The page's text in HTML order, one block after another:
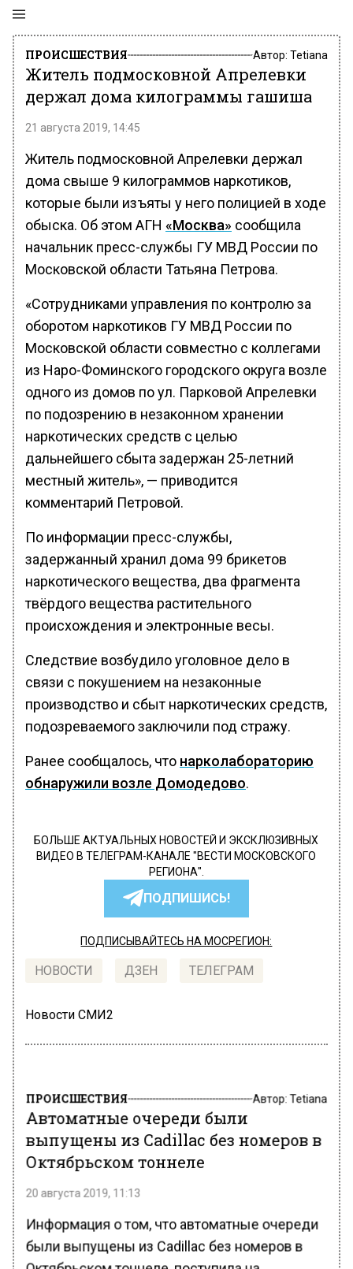
ПРОИСШЕСТВИЯ Автор: Tetiana
Житель подмосковной Апрелевки
держал дома килограммы гашиша
21 августа 2019, 14:45
Житель подмосковной Апрелевки держал
дома свыше 9 килограммов наркотиков,
которые были изъяты у него полицией в ходе
обыска. Об этом АГН «Москва» сообщила
начальник пресс-службы ГУ МВД России по
Московской области Татьяна Петрова.
«Сотрудниками управления по контролю за
оборотом наркотиков ГУ МВД России по
Московской области совместно с коллегами
из Наро-Фоминского городского округа возле
одного из домов по ул. Парковой Апрелевки
по подозрению в незаконном хранении
наркотических средств с целью
дальнейшего сбыта задержан 25-летний
местный житель», — приводится
комментарий Петровой.
По информации пресс-службы,
задержанный хранил дома 99 брикетов
наркотического вещества, два фрагмента
твёрдого вещества растительного
происхождения и электронные весы.
Следствие возбудило уголовное дело в
связи с покушением на незаконные
производство и сбыт наркотических средств,
подозреваемого заключили под стражу.
Ранее сообщалось, что нарколабораторию
обнаружили возле Домодедово.
БОЛЬШЕ АКТУАЛЬНЫХ НОВОСТЕЙ И ЭКСКЛЮЗИВНЫХ
ВИДЕО В ТЕЛЕГРАМ-КАНАЛЕ "ВЕСТИ МОСКОВСКОГО
РЕГИОНА".
ПОДПИШИСЬ!
ПОДПИСЫВАЙТЕСЬ НА МОСРЕГИОН:
НОВОСТИ ДЗЕН ТЕЛЕГРАМ
Новости СМИ2
ПРОИСШЕСТВИЯ Автор:Tetiana
Автоматные очереди были
выпущены из Cadillac без номеров в
Октябрьском тоннеле
20 августа 2019, 11:13
Информация о том, что автоматные очереди
были выпущены из Cadillac без номеров в